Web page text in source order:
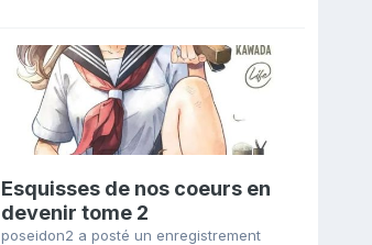
Esquisses de nos coeurs en
devenir tome 2
poseidon2 a posté un enregistrement